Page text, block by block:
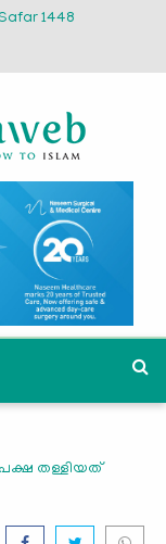
1448
തള്ളിയത്